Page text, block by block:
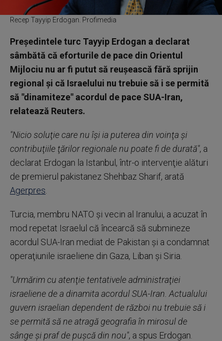
Recep Tayyip Erdogan. Profimedia
Preşedintele turc Tayyip Erdogan a declarat
sâmbătă că eforturile de pace din Orientul
Mijlociu nu ar fi putut să reuşească fără sprijin
regional şi că Israelului nu trebuie să i se permită
să "dinamiteze" acordul de pace SUA-Iran,
relatează Reuters.
"Nicio soluţie care nu îşi ia puterea din voinţa şi
contribuţiile ţărilor regionale nu poate fi de durată", a
declarat Erdogan la Istanbul, într-o intervenţie alături
de premierul pakistanez Shehbaz Sharif, arată
Agerpres
Turcia, membru NATO şi vecin al Iranului, a acuzat în
mod repetat Israelul că încearcă să submineze
acordul SUA-Iran mediat de Pakistan şi a condamnat
operaţiunile israeliene din Gaza, Liban şi Siria.
"Urmărim cu atenţie tentativele administraţiei
israeliene de a dinamita acordul SUA-Iran. Actualului
guvern israelian dependent de război nu trebuie să i
se permită să ne atragă geografia în mirosul de
sânge şi praf de puşcă din nou", a spus Erdogan.